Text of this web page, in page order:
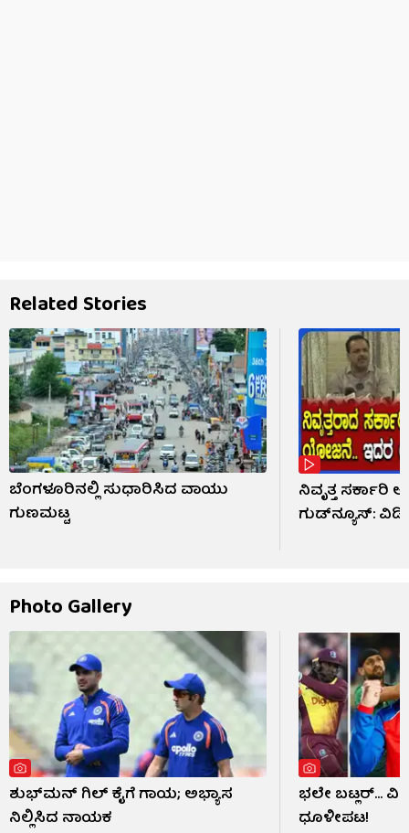
Related Stories
ಬೆಂಗಳೂರಿನಲ್ಲಿ ಸುಧಾರಿಸಿದ ವಾಯು
ಗುಣಮಟ್ಟ
ನಿವೃತ್ತ ಸರ್ಕಾರಿ
ಗುಡ್​ನ್ಯೂಸ್:
Photo Gallery
ಶುಭ್​ಮನ್ ಗಿಲ್ ಕೈಗೆ ಗಾಯ; ಅಭ್ಯಾಸ
ನಿಲ್ಲಿಸಿದ ನಾಯಕ
ಭಲೇ ಬಟ್ಲರ್...
ಧೂಳೀಪಟ!